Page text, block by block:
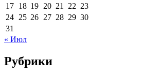
17 18 19 20 21 22 23
24 25 26 27 28 29 30
31
« Июл
Рубрики